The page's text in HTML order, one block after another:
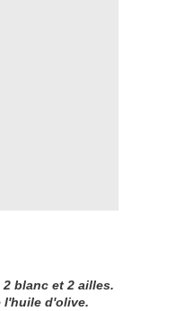
blanc et 2 ailles.
l'huile d'olive.